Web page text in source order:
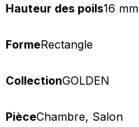
Hauteur des poils16 mm
FormeRectangle
CollectionGOLDEN
PièceChambre, Salon